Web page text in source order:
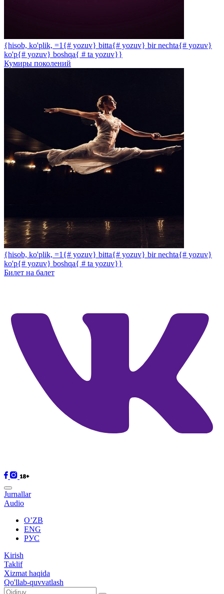
{hisob, ko'plik, =1{# yozuv} bitta{# yozuv} bir nechta{# yozuv}
ko'p{# yozuv} boshqa{ # ta yozuv}}
Кумиры поколений
{hisob, ko'plik, =1{# yozuv} bitta{# yozuv} bir nechta{# yozuv}
ko'p{# yozuv} boshqa{ # ta yozuv}}
Билет на балет
Jurnallar
Audio
O’ZB
ENG
РУС
Kirish
Taklif
Xizmat haqida
Qo'llab-quvvatlash